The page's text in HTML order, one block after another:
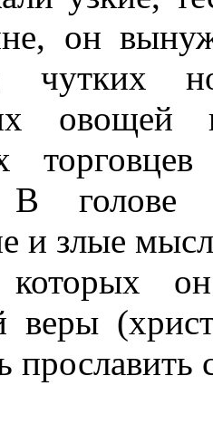
он
овощей
голове
и злые
которых
веры